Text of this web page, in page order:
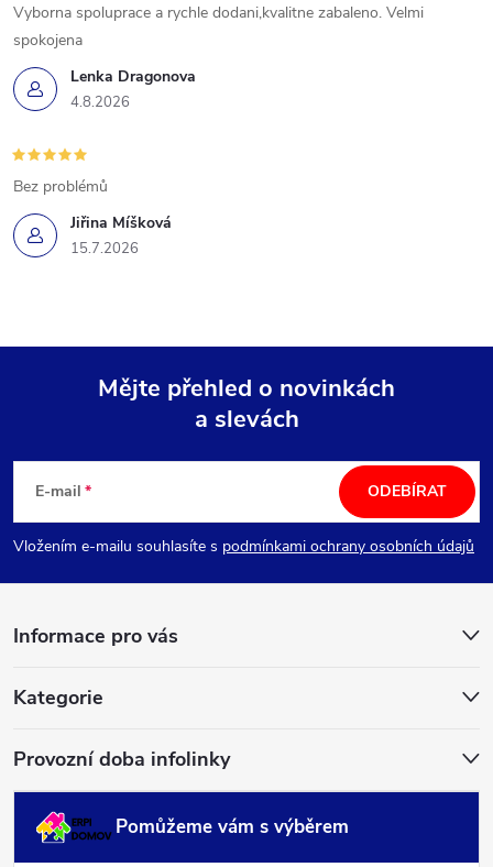
Lenka Dragonova
4.8.2026
Vyborna spoluprace a rychle dodani,kvalitne zabaleno. Velmi
spokojena
Jiřina Míšková
15.7.2026
Bez problémů
p
a
Mějte přehled o novinkách
a slevách
E-mail
Vložením e-mailu souhlasíte s podmínkami ochrany osobních údajů
ODEBÍRAT
Informace pro vás
Kategorie
Provozní doba infolinky
Pomůžeme vám s výběrem